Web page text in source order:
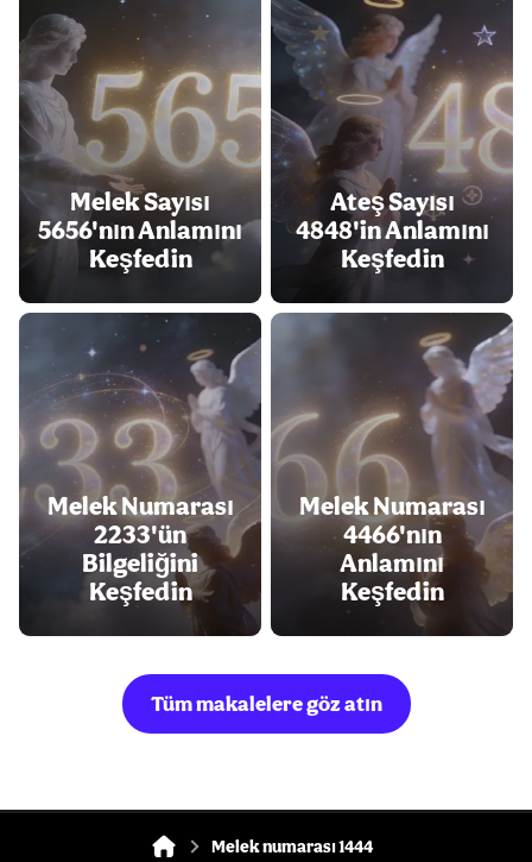
Melek Sayısı
5656'nın Anlamını
Keşfedin
Ateş Sayısı
4848'in Anlamını
Keşfedin
Melek Numarası
2233'ün
Bilgeliğini
Keşfedin
Melek Numarası
4466'nın
Anlamını
Keşfedin
Tüm makalelere göz atın
Melek numarası 1444